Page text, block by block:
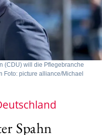
(CDU) will die Pflegebranche
Foto: picture alliance/Michael
Spahn